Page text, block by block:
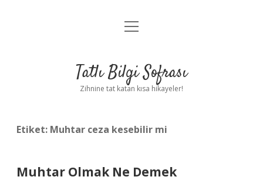
Anasayfa
Yasal Uyarı
menüyü
Tatlı Bilgi Sofrası
Zihnine tat katan kısa hikayeler!
Etiket: Muhtar ceza kesebilir mi
Muhtar Olmak Ne Demek